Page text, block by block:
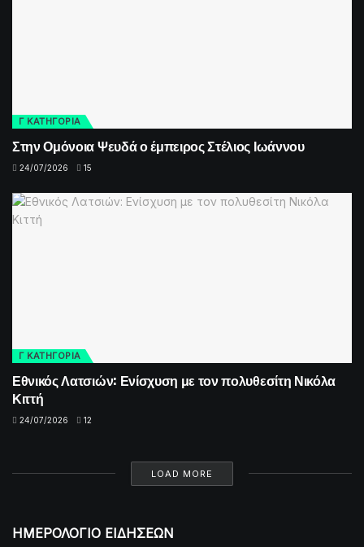
Γ ΚΑΤΗΓΟΡΙΑ
Στην Ομόνοια Ψευδά ο έμπειρος Στέλιος Ιωάννου
24/07/2026 15
Γ ΚΑΤΗΓΟΡΙΑ
Εθνικός Λατσιών: Ενίσχυση με τον πολυθεσίτη Νικόλα
Κιττή
24/07/2026 12
LOAD MORE
ΗΜΕΡΟΛΟΓΙΟ ΕΙΔΗΣΕΩΝ